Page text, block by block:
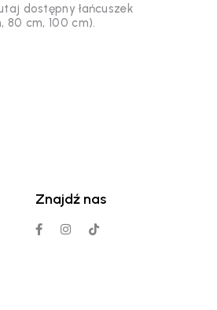
dostępny łańcuszek
80 cm, 100 cm).
Znajdź nas